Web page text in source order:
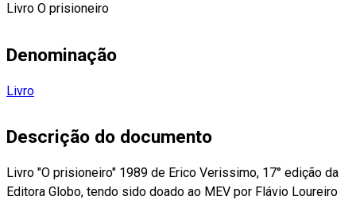
Livro O prisioneiro
Denominação
Livro
Descrição do documento
Livro "O prisioneiro" 1989 de Erico Verissimo, 17° edição da
Editora Globo, tendo sido doado ao MEV por Flávio Loureiro